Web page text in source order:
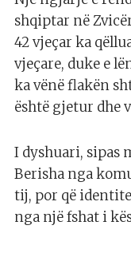
shqiptar në
42 vjeçar ka
vjeçare, duke e
ka vënë flakën
është gjetur dhe
I dyshuari, sipas
Berisha nga
tij, por që
nga një fshat i